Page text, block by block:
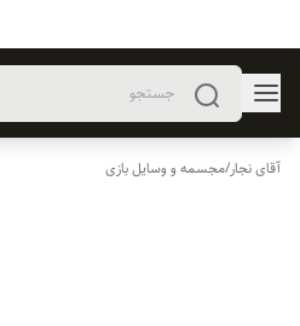
آقای نجار/مجسمه و وسایل بازی